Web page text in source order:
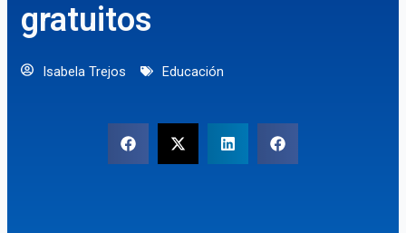
gratuitos
Isabela Trejos Educación